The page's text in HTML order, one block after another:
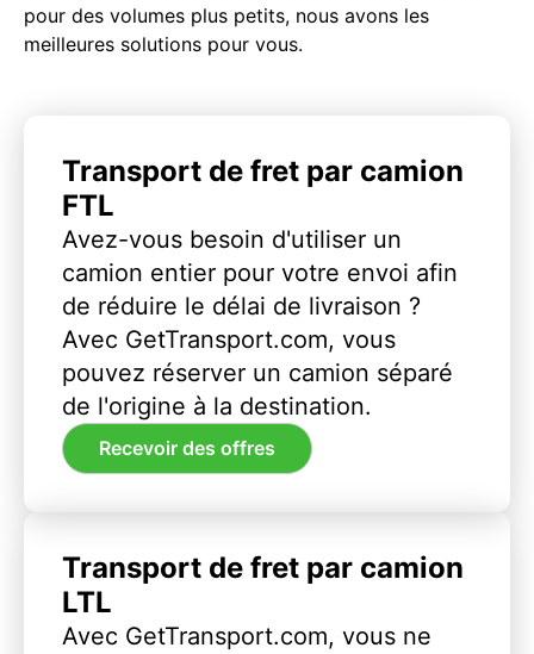
pour des volumes plus petits, nous avons les
meilleures solutions pour vous.
Transport de fret par camion
FTL
Avez-vous besoin d'utiliser un
camion entier pour votre envoi afin
de réduire le délai de livraison ?
Avec GetTransport.com, vous
pouvez réserver un camion séparé
de l'origine à la destination.
Recevoir des offres
Transport de fret par camion
LTL
Avec GetTransport.com, vous ne